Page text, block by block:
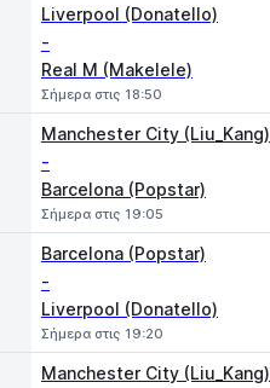
Liverpool (Donatello)
-
Real M (Makelele)
Σήμερα στις 18:50
Manchester City (Liu_Kang)
-
Barcelona (Popstar)
Σήμερα στις 19:05
Barcelona (Popstar)
-
Liverpool (Donatello)
Σήμερα στις 19:20
Manchester City (Liu_Kang)